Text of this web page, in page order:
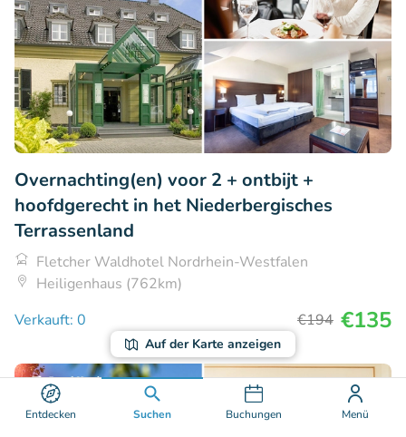
Entdecken Suchen Buchungen Menü
Auf der Karte anzeigen
Overnachting(en) voor 2 + ontbijt +
hoofdgerecht in het Niederbergisches
Terrassenland
Fletcher Waldhotel Nordrhein-Westfalen
Heiligenhaus (762km)
Verkauft: 0
€194 €135
45% Rabatt